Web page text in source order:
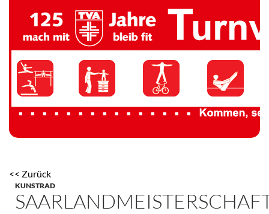
TV 1894 Auersmacher
<< Zurück
KUNSTRAD